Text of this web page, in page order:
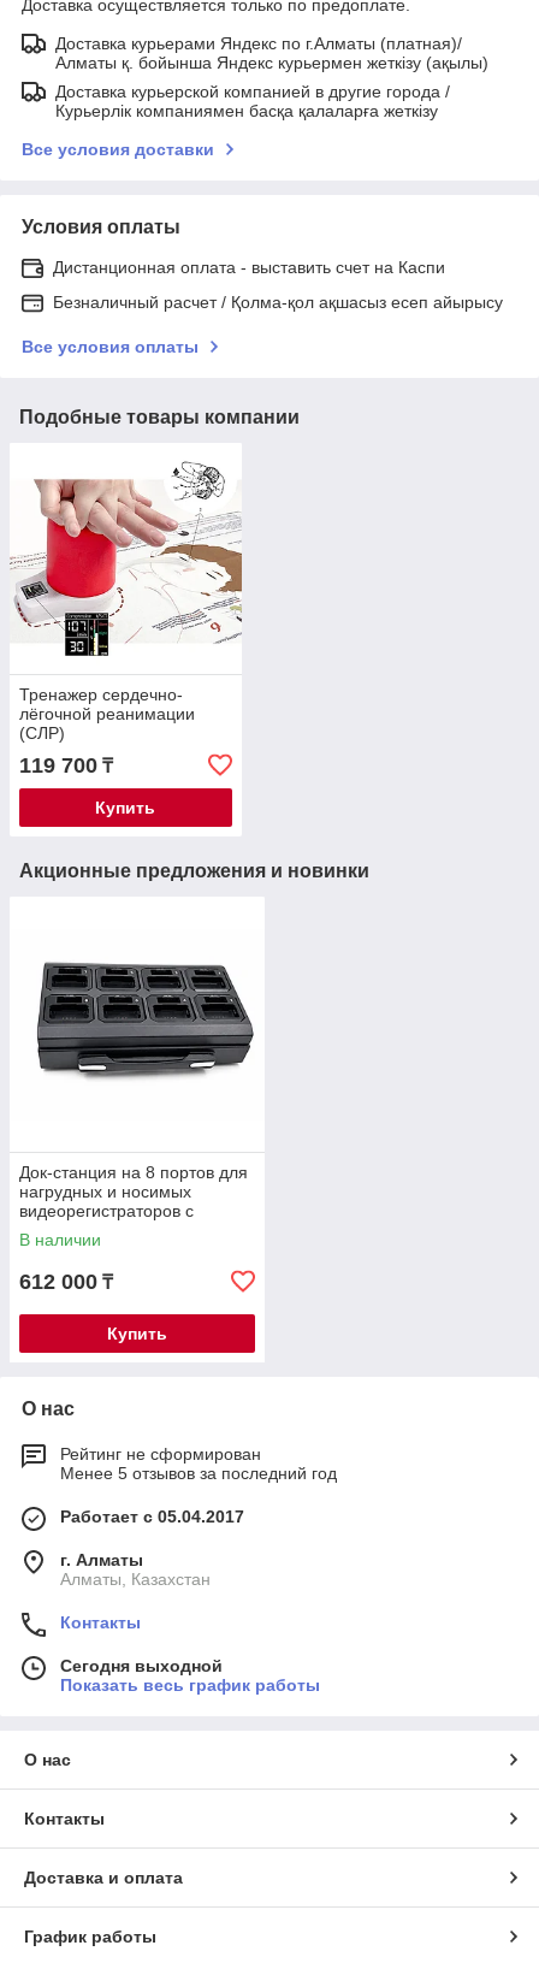
Доставка осуществляется только по предоплате.
Доставка курьерами Яндекс по г.Алматы (платная)/
Алматы қ. бойынша Яндекс курьермен жеткізу (ақылы)
Доставка курьерской компанией в другие города /
Курьерлік компаниямен басқа қалаларға жеткізу
Все условия доставки
Условия оплаты
Дистанционная оплата - выставить счет на Каспи
Безналичный расчет / Қолма-қол ақшасыз есеп айырысу
Все условия оплаты
Подобные товары компании
Тренажер сердечно-
лёгочной реанимации
(СЛР)
119 700 ₸
Купить
Акционные предложения и новинки
Док-станция на 8 портов для
нагрудных и носимых
видеорегистраторов с
зарядкой и выгрузкой данных
на ПК
В наличии
612 000 ₸
Купить
О нас
Рейтинг не сформирован
Менее 5 отзывов за последний год
Работает с 05.04.2017
г. Алматы
Алматы, Казахстан
Контакты
Сегодня выходной
Показать весь график работы
О нас
Контакты
Доставка и оплата
График работы